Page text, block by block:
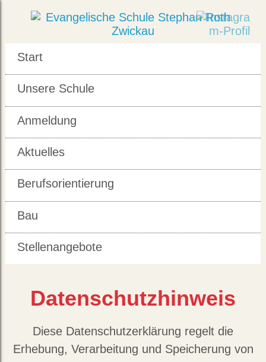
Start
Unsere Schule
Anmeldung
Aktuelles
Berufsorientierung
Bau
Stellenangebote
Datenschutzhinweis
Diese Datenschutzerklärung regelt die
Erhebung, Verarbeitung und Speicherung von